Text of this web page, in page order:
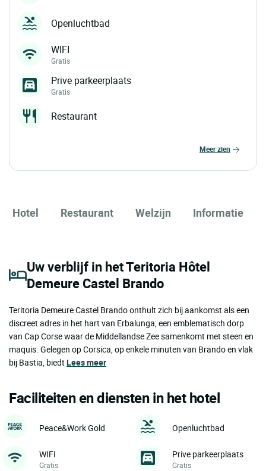
Openluchtbad
WIFI
Gratis
Prive parkeerplaats
Gratis
Restaurant
meer zien
Hotel Restaurant Welzijn Informatie
Uw verblijf in het Teritoria Hôtel
Demeure Castel Brando
Teritoria Demeure Castel Brando onthult zich bij aankomst als een
discreet adres in het hart van Erbalunga, een emblematisch dorp
van Cap Corse waar de Middellandse Zee samenkomt met steen en
maquis. Gelegen op Corsica, op enkele minuten van Brando en vlak
bij Bastia, biedt Lees meer
Faciliteiten en diensten in het hotel
Peace&Work Gold Openluchtbad
WIFI
Gratis
Prive parkeerplaats
Gratis